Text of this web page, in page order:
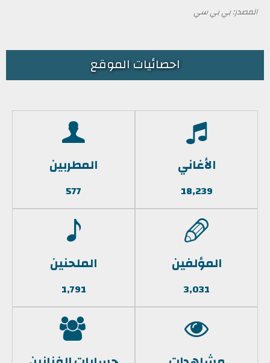
المصدر: بي بي سي
احصائيات الموقع
الأغاني
18,239
المطربين
577
المؤلفين
3,031
الملحنين
1,791